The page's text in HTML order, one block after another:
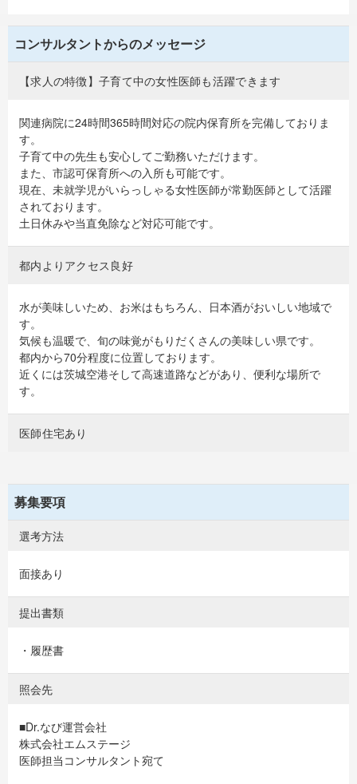
コンサルタントからのメッセージ
【求人の特徴】子育て中の女性医師も活躍できます
関連病院に24時間365時間対応の院内保育所を完備しておりま
す。
子育て中の先生も安心してご勤務いただけます。
また、市認可保育所への入所も可能です。
現在、未就学児がいらっしゃる女性医師が常勤医師として活躍
されております。
土日休みや当直免除など対応可能です。
都内よりアクセス良好
水が美味しいため、お米はもちろん、日本酒がおいしい地域で
す。
気候も温暖で、旬の味覚がもりだくさんの美味しい県です。
都内から70分程度に位置しております。
近くには茨城空港そして高速道路などがあり、便利な場所で
す。
医師住宅あり
募集要項
選考方法
面接あり
提出書類
・履歴書
照会先
■Dr.なび運営会社
株式会社エムステージ
医師担当コンサルタント宛て